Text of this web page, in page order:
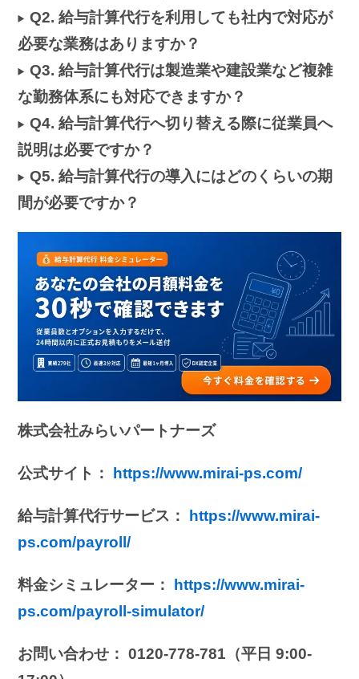
Q2. 給与計算代行を利用しても社内で対応が
必要な業務はありますか？
Q3. 給与計算代行は製造業や建設業など複雑
な勤務体系にも対応できますか？
Q4. 給与計算代行へ切り替える際に従業員へ
説明は必要ですか？
Q5. 給与計算代行の導入にはどのくらいの期
間が必要ですか？
株式会社みらいパートナーズ
公式サイト： https://www.mirai-ps.com/
給与計算代行サービス：
https://www.mirai-
ps.com/payroll/
料金シミュレーター：
https://www.mirai-
ps.com/payroll-simulator/
お問い合わせ： 0120-778-781（平日 9:00-